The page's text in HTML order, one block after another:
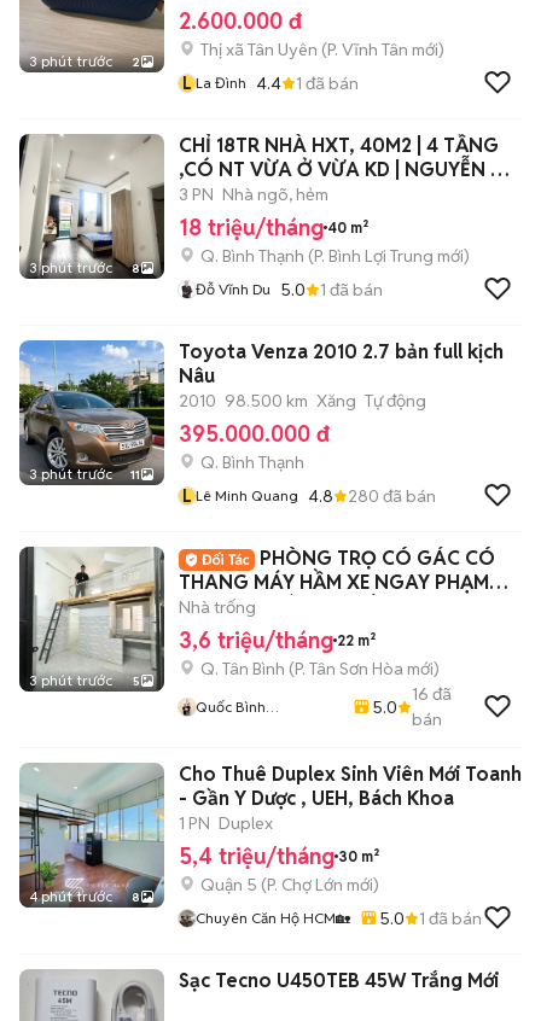
3 phút trước 2
2.600.000 đ
Thị xã Tân Uyên (P. Vĩnh Tân mới)
L La Đình 4.4 1 đã bán
3 phút trước 8
CHỈ 18TR NHÀ HXT, 40M2 | 4 TẦNG
,CÓ NT VỪA Ở VỪA KD | NGUYỄN XÍ,
BT.
3 PN Nhà ngõ, hẻm
18 triệu/tháng 40 m²
Q. Bình Thạnh (P. Bình Lợi Trung mới)
Đỗ Vĩnh Du 5.0 1 đã bán
3 phút trước 11
Toyota Venza 2010 2.7 bản full kịch
Nâu
2010 98.500 km Xăng Tự động
395.000.000 đ
Q. Bình Thạnh
L Lê Minh Quang 4.8 280 đã bán
3 phút trước 5
PHÒNG TRỌ CÓ GÁC CÓ
THANG MÁY HẦM XE NGAY PHẠM
VĂN HAI GIÁ SINH VIÊN
Nhà trống
3,6 triệu/tháng 22 m²
Q. Tân Bình (P. Tân Sơn Hòa mới)
Quốc Bình
5.0
16 đã
bán
4 phút trước 8
Cho Thuê Duplex Sinh Viên Mới Toanh
- Gần Y Dược , UEH, Bách Khoa
1 PN Duplex
5,4 triệu/tháng 30 m²
Quận 5 (P. Chợ Lớn mới)
Chuyên Căn Hộ HCM🏡 5.0 1 đã bán
Sạc Tecno U450TEB 45W Trắng Mới